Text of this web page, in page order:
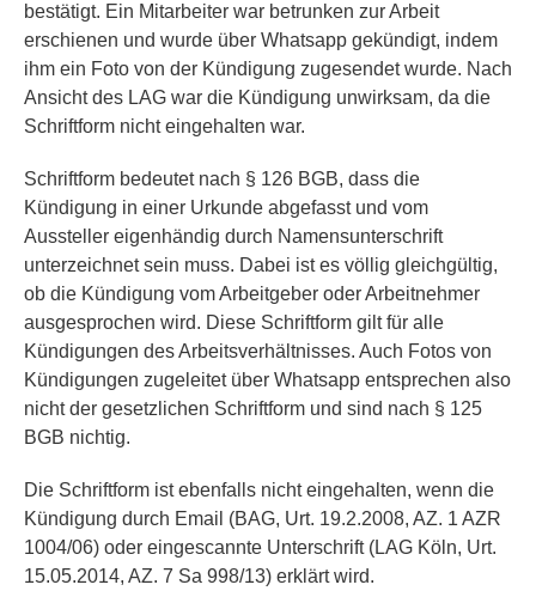
bestätigt. Ein Mitarbeiter war betrunken zur Arbeit
erschienen und wurde über Whatsapp gekündigt, indem
ihm ein Foto von der Kündigung zugesendet wurde. Nach
Ansicht des LAG war die Kündigung unwirksam, da die
Schriftform nicht eingehalten war.
Schriftform bedeutet nach § 126 BGB, dass die
Kündigung in einer Urkunde abgefasst und vom
Aussteller eigenhändig durch Namensunterschrift
unterzeichnet sein muss. Dabei ist es völlig gleichgültig,
ob die Kündigung vom Arbeitgeber oder Arbeitnehmer
ausgesprochen wird. Diese Schriftform gilt für alle
Kündigungen des Arbeitsverhältnisses. Auch Fotos von
Kündigungen zugeleitet über Whatsapp entsprechen also
nicht der gesetzlichen Schriftform und sind nach § 125
BGB nichtig.
Die Schriftform ist ebenfalls nicht eingehalten, wenn die
Kündigung durch Email (BAG, Urt. 19.2.2008, AZ. 1 AZR
1004/06) oder eingescannte Unterschrift (LAG Köln, Urt.
15.05.2014, AZ. 7 Sa 998/13) erklärt wird.